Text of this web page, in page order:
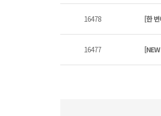
16478 [한
16477